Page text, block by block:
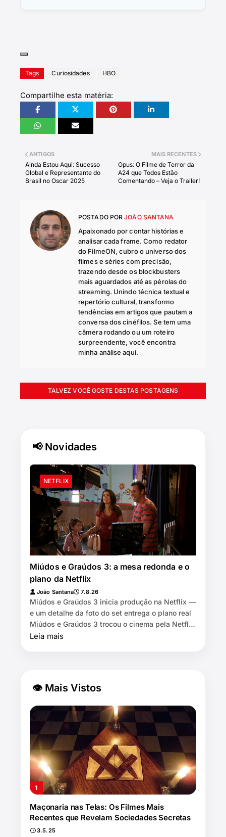
Tags Curiosidades HBO
Compartilhe esta matéria:
MAIS RECENTES
Opus: O Filme de Terror da
A24 que Todos Estão
Comentando – Veja o Trailer!
ANTIGOS
Ainda Estou Aqui: Sucesso
Global e Representante do
Brasil no Oscar 2025
POSTADO POR JOÃO SANTANA
Apaixonado por contar histórias e
analisar cada frame. Como redator
do FilmeON, cubro o universo dos
filmes e séries com precisão,
trazendo desde os blockbusters
mais aguardados até as pérolas do
streaming. Unindo técnica textual e
repertório cultural, transformo
tendências em artigos que pautam a
conversa dos cinéfilos. Se tem uma
câmera rodando ou um roteiro
surpreendente, você encontra
minha análise aqui.
TALVEZ VOCÊ GOSTE DESTAS POSTAGENS
📢 Novidades
NETFLIX
Miúdos e Graúdos 3: a mesa redonda e o
plano da Netflix
João Santana 7.8.26
Miúdos e Graúdos 3 inicia produção na Netflix —
e um detalhe da foto do set entrega o plano real
Miúdos e Graúdos 3 trocou o cinema pela Netflix
⏱️ 7 min de leitura …
Leia mais
👁 Mais Vistos
Maçonaria nas Telas: Os Filmes Mais
Recentes que Revelam Sociedades Secretas
3.5.25